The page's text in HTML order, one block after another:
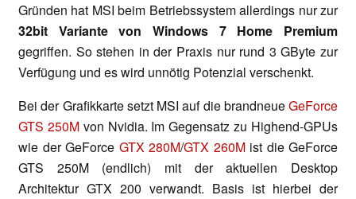
Gründen hat MSI beim Betriebssystem allerdings nur zur
32bit Variante von Windows 7 Home Premium
gegriffen. So stehen in der Praxis nur rund 3 GByte zur
Verfügung und es wird unnötig Potenzial verschenkt.
Bei der Grafikkarte setzt MSI auf die brandneueGeForce
GTS 250Mvon Nvidia. Im Gegensatz zu Highend-GPUs
wie der GeForce GTX 280M/GTX 260Mist die GeForce
GTS 250M (endlich) mit der aktuellen Desktop
Architektur GTX 200 verwandt. Basis ist hierbei der